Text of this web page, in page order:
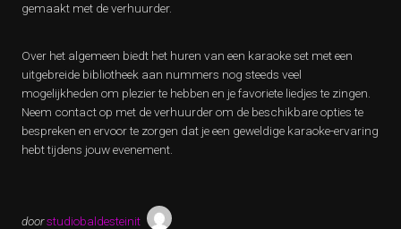
gemaakt met de verhuurder.
Over het algemeen biedt het huren van een karaoke set met een
uitgebreide bibliotheek aan nummers nog steeds veel
mogelijkheden om plezier te hebben en je favoriete liedjes te zingen.
Neem contact op met de verhuurder om de beschikbare opties te
bespreken en ervoor te zorgen dat je een geweldige karaoke-ervaring
hebt tijdens jouw evenement.
doorstudiobaldesteinit